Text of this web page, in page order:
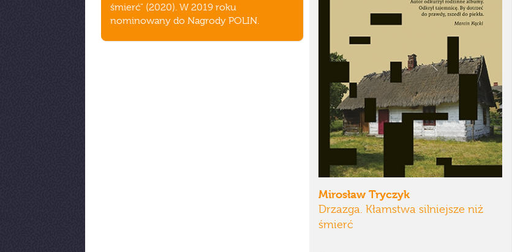
śmierć" (2020). W 2019 roku
nominowany do Nagrody POLIN.
Mirosław Tryczyk
Drzazga. Kłamstwa silniejsze niż
śmierć